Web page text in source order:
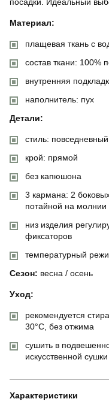
Материал:
плащевая ткань с
состав ткани: 100%
внутренняя
наполнитель: пух
Детали:
стиль: повседневный
крой: прямой
без капюшона
3 кармана: 2
потайной на молнии
низ изделия
фиксаторов
температурный
Сезон: весна / осень
Уход:
рекомендуется
30°C, без отжима
сушить в
искусственной сушки
Характеристики